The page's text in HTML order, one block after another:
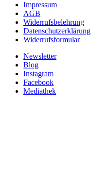
Impressum
AGB
Widerrufsbelehrung
Datenschutzerklärung
Widerrufsformular
Newsletter
Blog
Instagram
Facebook
Mediathek